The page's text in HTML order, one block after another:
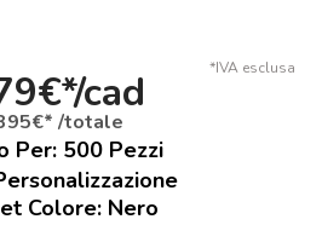
*IVA esclusa
cad
/totale
Per: 500 Pezzi
Colore: Nero